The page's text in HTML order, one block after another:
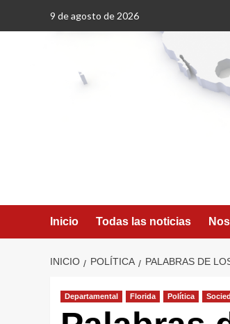
9 de agosto de 2026
Inicio Todas las noticias
INICIO POLÍTICA PALABRAS DE
Departamental Florida Política